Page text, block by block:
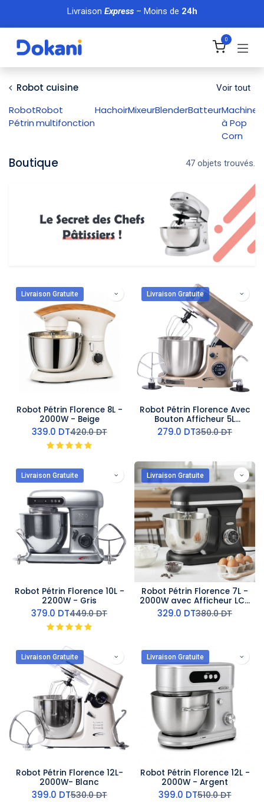
Se rendre au contenu
Livraison Express– Moins de 24h
0
Robot cuisine Voir tout
Robot
Pétrin
Robot
multifonction
HachoirMixeurBlenderBatteurMachine
à Pop
Corn
Boutique 47 objets trouvés.
Livraison Gratuite
Robot Pétrin Florence 8L -
2000W - Beige
339.0 DT420.0DT
Livraison Gratuite
Robot Pétrin Florence Avec
Bouton Afficheur 5L
1300W- Beige
279.0 DT350.0DT
Livraison Gratuite
Robot Pétrin Florence 10L -
2200W - Gris
379.0 DT449.0DT
Livraison Gratuite
Robot Pétrin Florence 7L -
2000W avec Afficheur LCD
- Noir
329.0 DT380.0DT
Livraison Gratuite
Robot Pétrin Florence 12L-
2000W- Blanc
399.0 DT530.0DT
Livraison Gratuite
Robot Pétrin Florence 12L -
2000W - Argent
399.0 DT510.0DT